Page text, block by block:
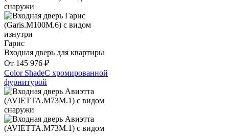
Гарис
Входная дверь для квартиры
От 145 976 ₽
Color ShadeС хромированной
фурнитурой